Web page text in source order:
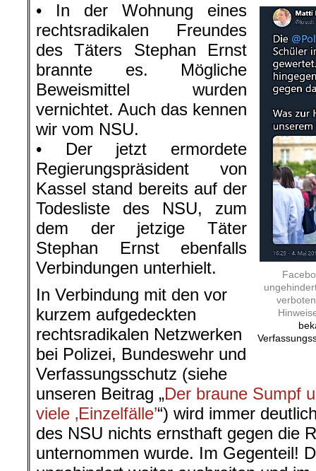
• In der Wohnung eines
rechtsradikalen Freundes
des Täters Stephan Ernst
brannte es. Mögliche
Beweismittel wurden
vernichtet. Auch das kennen
wir vom NSU.
• Der jetzt ermordete
Regierungspräsident von
Kassel stand bereits auf der
Todesliste des NSU, zum
dem der jetzige Täter
Stephan Ernst ebenfalls
Verbindungen unterhielt.
In Verbindung mit den vor
kurzem aufgedeckten
rechtsradikalen Netzwerken
bei Polizei, Bundeswehr und
Verfassungsschutz (siehe
unseren Beitrag „Der braune Sumpf
viele ‚Einzelfälle’“) wird immer
des NSU nichts ernsthaft gegen die
unternommen wurde. Im Gegenteil!